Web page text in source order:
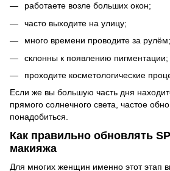
работаете возле больших окон;
часто выходите на улицу;
много времени проводите за рулём;
склонны к появлению пигментации;
проходите косметологические
Если же вы большую часть дня
прямого солнечного света, частое
понадобиться.
Как правильно обновлять
макияжа
Для многих женщин именно этот этап